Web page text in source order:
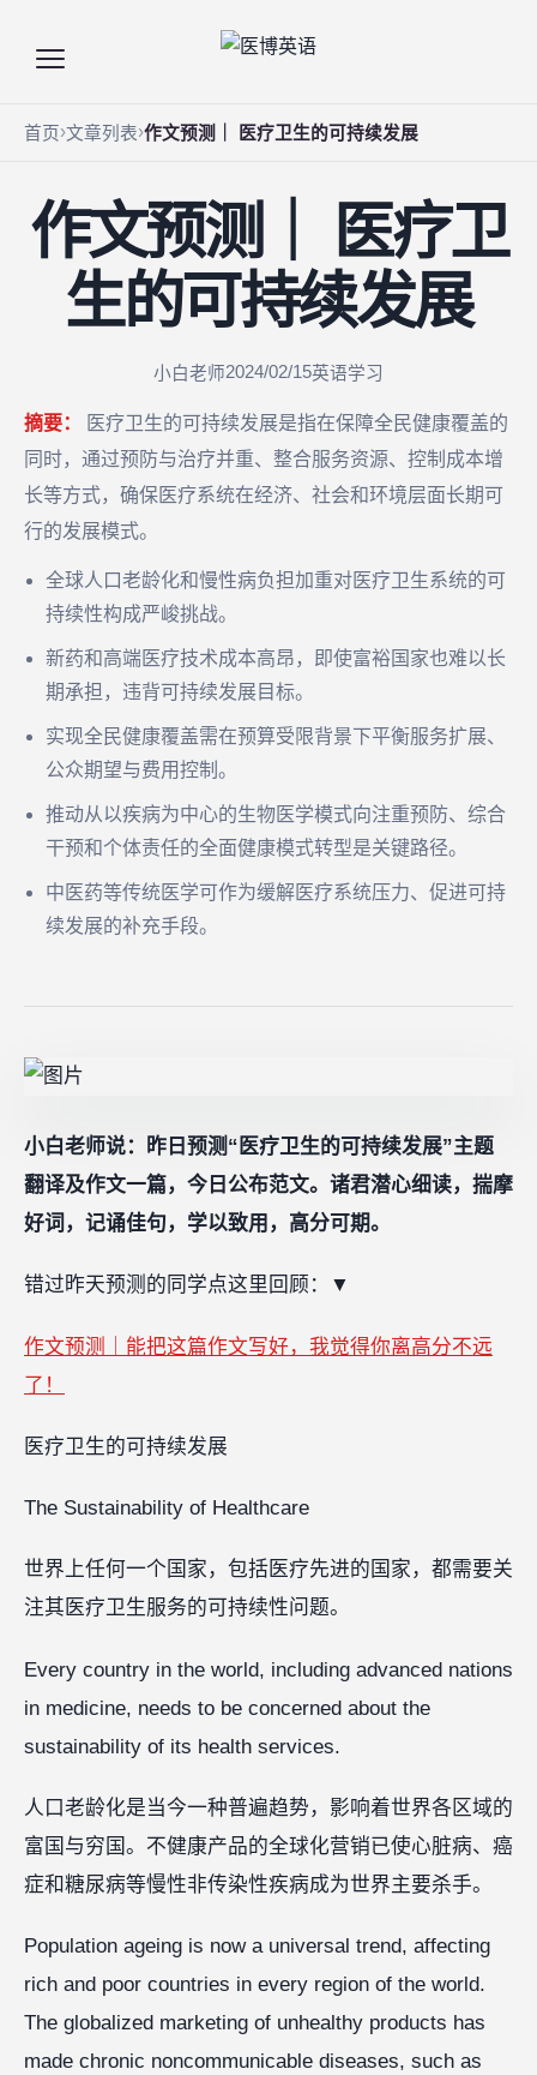
首页 文章列表 作文预测｜ 医疗卫生的可持续发展
作文预测｜ 医疗卫
生的可持续发展
小白老师2024/02/15英语学习
摘要：
医疗卫生的可持续发展是指在保障全民健康覆盖的
同时，通过预防与治疗并重、整合服务资源、控制成本增
长等方式，确保医疗系统在经济、社会和环境层面长期可
行的发展模式。
全球人口老龄化和慢性病负担加重对医疗卫生系统的可
持续性构成严峻挑战。
新药和高端医疗技术成本高昂，即使富裕国家也难以长
期承担，违背可持续发展目标。
实现全民健康覆盖需在预算受限背景下平衡服务扩展、
公众期望与费用控制。
推动从以疾病为中心的生物医学模式向注重预防、综合
干预和个体责任的全面健康模式转型是关键路径。
中医药等传统医学可作为缓解医疗系统压力、促进可持
续发展的补充手段。
小白老师说：昨日预测“医疗卫生的可持续发展”主题
翻译及作文一篇，今日公布范文。诸君潜心细读，揣摩
好词，记诵佳句，学以致用，高分可期。
错过昨天预测的同学点这里回顾： ▼
作文预测｜能把这篇作文写好，我觉得你离高分不远
了！
医疗卫生的可持续发展
The Sustainability of Healthcare
世界上任何一个国家，包括医疗先进的国家，都需要关
注其医疗卫生服务的可持续性问题。
Every country in the world, including advanced nations
in medicine, needs to be concerned about the
sustainability of its health services.
人口老龄化是当今一种普遍趋势，影响着世界各区域的
富国与穷国。不健康产品的全球化营销已使心脏病、癌
症和糖尿病等慢性非传染性疾病成为世界主要杀手。
Population ageing is now a universal trend, affecting
rich and poor countries in every region of the world.
The globalized marketing of unhealthy products has
made chronic noncommunicable diseases, such as